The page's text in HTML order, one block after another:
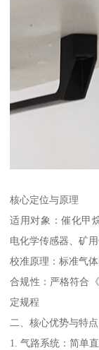
核心定位与原理
适用对象：催化甲
电化学传感器、矿
校准原理：标准气
合规性：严格符合
定规程
二、核心优势与特点
1. 气路系统：简单